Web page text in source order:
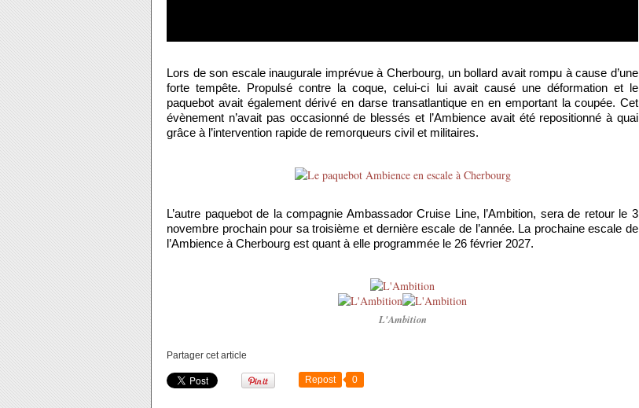
Lors de son escale inaugurale imprévue à Cherbourg, un bollard avait rompu à cause d’une
forte tempête. Propulsé contre la coque, celui-ci lui avait causé une déformation et le
paquebot avait également dérivé en darse transatlantique en en emportant la coupée. Cet
évènement n’avait pas occasionné de blessés et l’Ambience avait été repositionné à quai
grâce à l’intervention rapide de remorqueurs civil et militaires.
L’autre paquebot de la compagnie Ambassador Cruise Line, l’Ambition, sera de retour le 3
novembre prochain pour sa troisième et dernière escale de l’année. La prochaine escale de
l’Ambience à Cherbourg est quant à elle programmée le 26 février 2027.
L'Ambition
Partager cet article
Repost 0